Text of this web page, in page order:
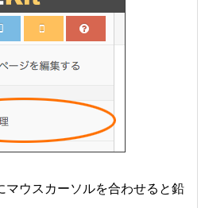
マウスカーソルを合わせると鉛